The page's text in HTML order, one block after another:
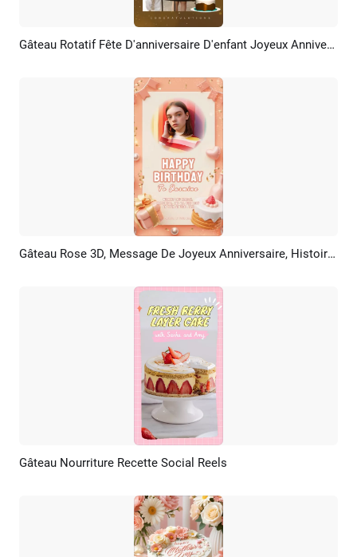
Aperçu Créer IA Gâteau Rotatif Fête D'anniversaire D'enfant Joyeux Anniversaire Couverture De Souhaits Vidéo Tiktok
Aperçu Créer IA Gâteau Rose 3D, Message De Joyeux Anniversaire, Histoire TikTok Instagram
Aperçu Créer IA
Gâteau Nourriture Recette Social Reels